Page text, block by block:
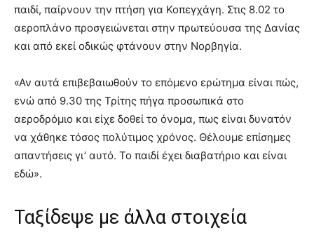
παιδί, παίρνουν την πτήση για Κοπεγχάγη. Στις 8.02 το
αεροπλάνο προσγειώνεται στην πρωτεύουσα της Δανίας
και από εκεί οδικώς φτάνουν στην Νορβηγία.
«Αν αυτά επιβεβαιωθούν το επόμενο ερώτημα είναι πώς,
ενώ από 9.30 της Τρίτης πήγα προσωπικά στο
αεροδρόμιο και είχε δοθεί το όνομα, πως είναι δυνατόν
να χάθηκε τόσος πολύτιμος χρόνος. Θέλουμε επίσημες
απαντήσεις γι’ αυτό. Το παιδί έχει διαβατήριο και είναι
εδώ».
Ταξίδεψε με άλλα στοιχεία